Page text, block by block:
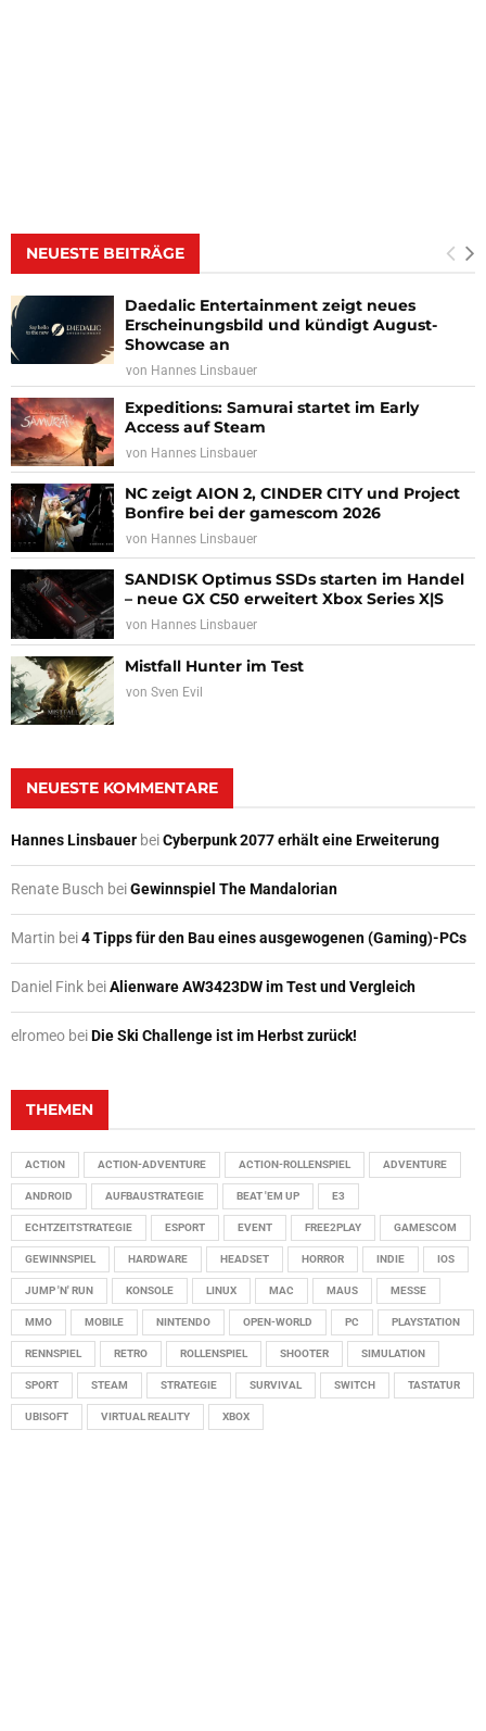
NEUESTE BEITRÄGE
Daedalic Entertainment zeigt neues
Erscheinungsbild und kündigt August-
Showcase an
von Hannes Linsbauer
Expeditions: Samurai startet im Early
Access auf Steam
von Hannes Linsbauer
NC zeigt AION 2, CINDER CITY und Project
Bonfire bei der gamescom 2026
von Hannes Linsbauer
SANDISK Optimus SSDs starten im Handel
– neue GX C50 erweitert Xbox Series X|S
von Hannes Linsbauer
Mistfall Hunter im Test
von Sven Evil
NEUESTE KOMMENTARE
Hannes Linsbauer beiCyberpunk 2077 erhält eine Erweiterung
Renate Busch beiGewinnspiel The Mandalorian
Martin bei4 Tipps für den Bau eines ausgewogenen (Gaming)-PCs
Daniel Fink beiAlienware AW3423DW im Test und Vergleich
elromeo beiDie Ski Challenge ist im Herbst zurück!
THEMEN
ACTION ACTION-ADVENTURE ACTION-ROLLENSPIEL ADVENTURE
ANDROID AUFBAUSTRATEGIE BEAT 'EM UP E3
ECHTZEITSTRATEGIE ESPORT EVENT FREE2PLAY GAMESCOM
GEWINNSPIEL HARDWARE HEADSET HORROR INDIE IOS
JUMP 'N' RUN KONSOLE LINUX MAC MAUS MESSE
MMO MOBILE NINTENDO OPEN-WORLD PC PLAYSTATION
RENNSPIEL RETRO ROLLENSPIEL SHOOTER SIMULATION
SPORT STEAM STRATEGIE SURVIVAL SWITCH TASTATUR
UBISOFT VIRTUAL REALITY XBOX